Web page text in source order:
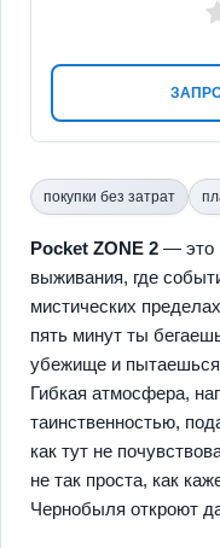
3
покупки без затрат
Pocket ZONE 2 — это
выживания, где
мистических
пять минут ты
убежище и пытаешься
Гибкая атмосфера,
таинственностью,
как тут не
не так проста, как
Чернобыля откроют